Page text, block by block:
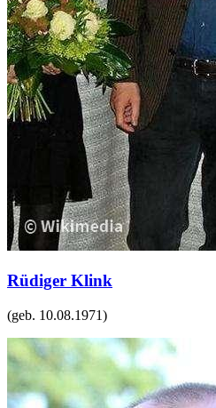
Rüdiger Klink
(geb. 10.08.1971)